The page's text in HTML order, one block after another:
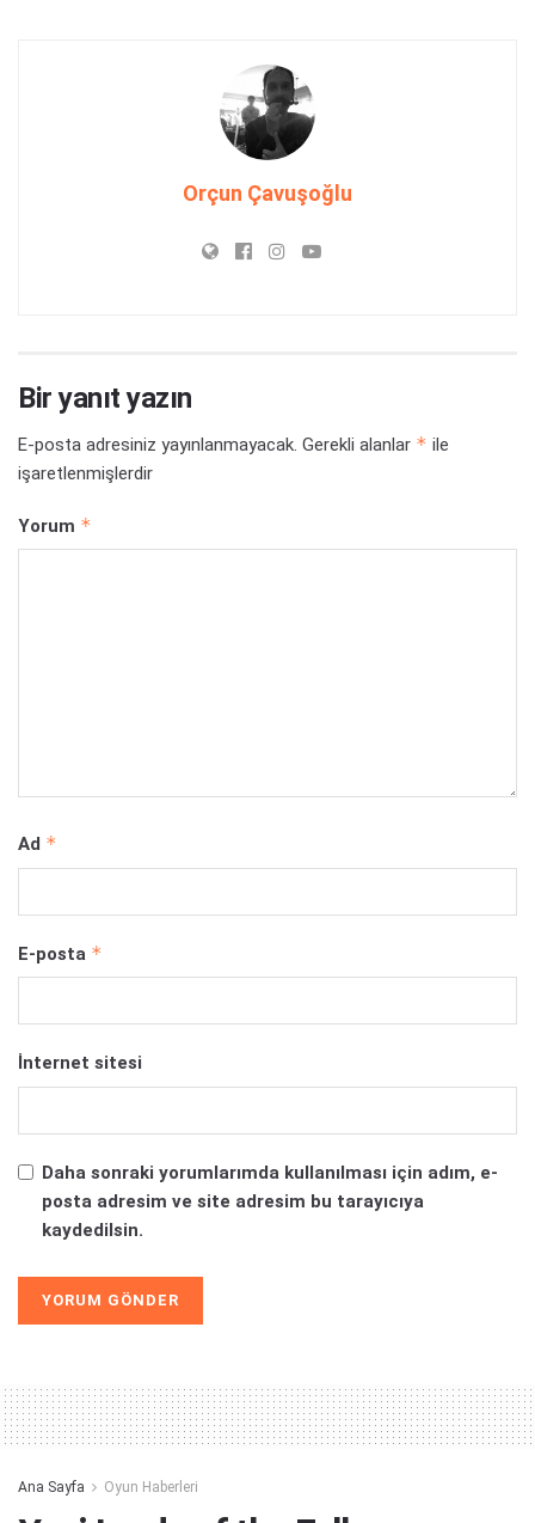
Orçun Çavuşoğlu
Bir yanıt yazın
E-posta adresiniz yayınlanmayacak. Gerekli alanlar * ile
işaretlenmişlerdir
Yorum *
Ad *
E-posta *
İnternet sitesi
Daha sonraki yorumlarımda kullanılması için adım, e-
posta adresim ve site adresim bu tarayıcıya
kaydedilsin.
Ana Sayfa Oyun Haberleri